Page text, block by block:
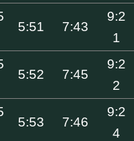
5:51 7:43
9:2
1
5:52 7:45
9:2
2
5:53 7:46
9:2
4